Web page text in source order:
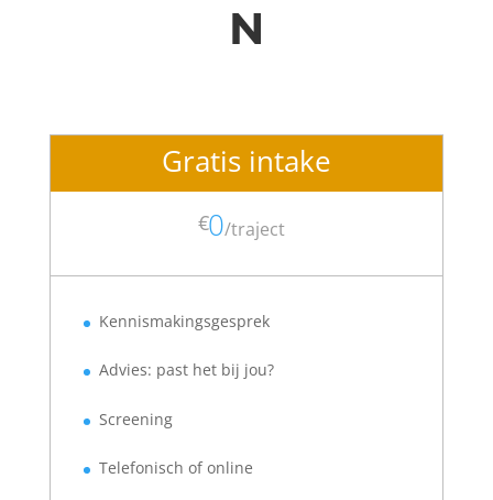
N
Gratis intake
€0/traject
Kennismakingsgesprek
Advies: past het bij jou?
Screening
Telefonisch of online